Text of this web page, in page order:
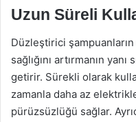
Uzun Süreli
Düzleştirici
sağlığını artırmanın
getirir. Sürekli olarak
zamanla daha az
pürüzsüzlüğü sağlar.